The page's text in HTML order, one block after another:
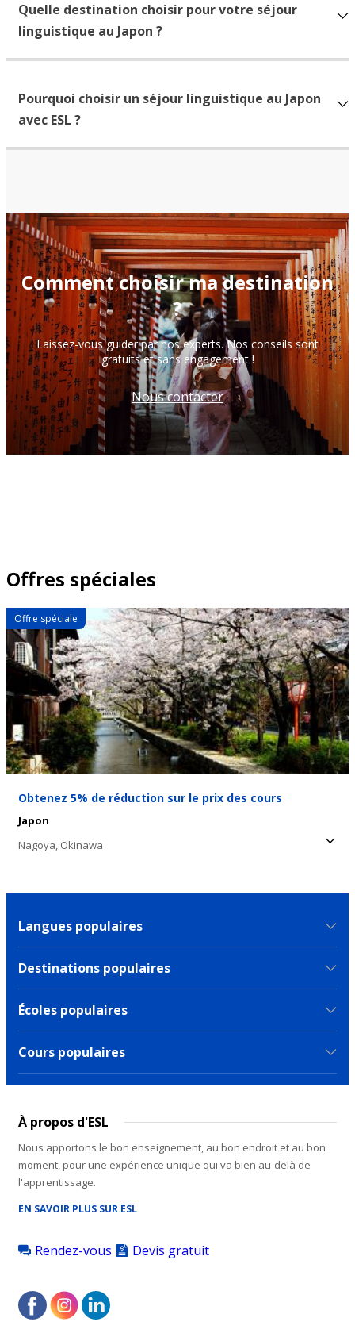
Quelle destination choisir pour votre séjour
linguistique au Japon ?
Pourquoi choisir un séjour linguistique au Japon
avec ESL ?
Comment choisir ma destination
?
Laissez-vous guider par nos experts. Nos conseils sont
gratuits et sans engagement !
Nous contacter
Offres spéciales
Offre spéciale
Obtenez 5% de réduction sur le prix des cours
Japon
Nagoya, Okinawa
Langues populaires
Destinations populaires
Écoles populaires
Cours populaires
À propos d'ESL
Nous apportons le bon enseignement, au bon endroit et au bon
moment, pour une expérience unique qui va bien au-delà de
l'apprentissage.
EN SAVOIR PLUS SUR ESL
Rendez-vous Devis gratuit